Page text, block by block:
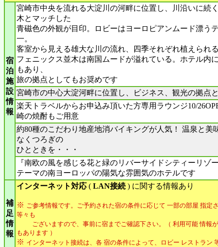
宿
泊
施
設
情
報
宮崎市中央を流れる大淀川の河畔に位置し、川沿いに続
木とマッチした
青磁色の外観が目印。ロビーはヨーロピアンムード漂う
一。
客室から見える雄大な川の流れ、四季それぞれ植えられ
フェニックス並木は南国ムードが溢れている。ホテル内
もあり、
旅の拠点としてもお奨めです
宮崎市の中心大淀河畔に位置し、ビジネス、観光の拠点
楽天トラベルからお申込み頂いた方専用ラウンジ10/
崎の焼酎もご用意
約80種のこだわり地産地消バイキングが人気！ 温泉と美
なくつろぎの
ひとときを・・・
『南欧の風を感じる花と緑のリバーサイドシティーリゾ
テーマの南ヨーロッパの陽気な雰囲気のホテルです
補
足
情
報
インターネット対応 ( LAN接続 ) に関する情報あり
※ ご参考情報です。ご予約された宿の条件に応じて 一部の部屋 指定
等々も
ございますので、事前に宿までご確認下さい。（ 利用可能 情報
もあります ）
※ インターネット接続は、各 宿の条件によって、ロビー レストラン